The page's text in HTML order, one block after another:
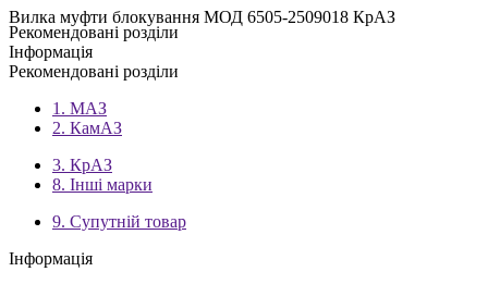
Вилка муфти блокування МОД 6505-2509018 КрАЗ
Рекомендовані розділи
Інформація
Рекомендовані розділи
1. МАЗ
2. КамАЗ
3. КрАЗ
8. Інші марки
9. Супутній товар
Інформація